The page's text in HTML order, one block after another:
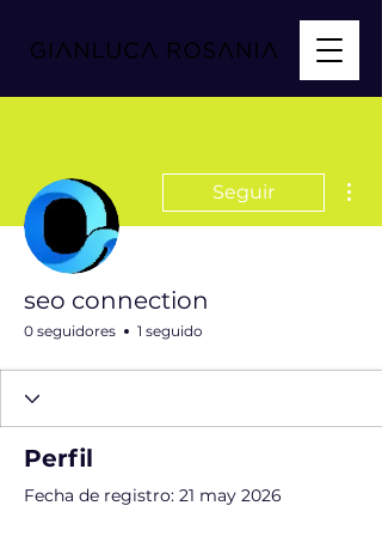
Seguir
seo connection
0 seguidores 1 seguido
Perfil
Fecha de registro: 21 may 2026